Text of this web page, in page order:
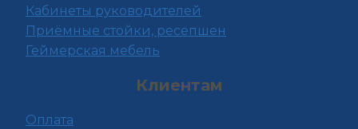
Кабинеты руководителей
Приёмные стойки, ресепшен
Геймерская мебель
Клиентам
Оплата